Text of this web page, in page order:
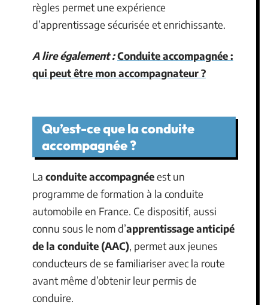
règles permet une expérience
d’apprentissage sécurisée et enrichissante.
A lire également :Conduite accompagnée :
qui peut être mon accompagnateur ?
Qu’est-ce que la conduite
accompagnée ?
La conduite accompagnéeest un
programme de formation à la conduite
automobile en France. Ce dispositif, aussi
connu sous le nom d’apprentissage anticipé
de la conduite (AAC), permet aux jeunes
conducteurs de se familiariser avec la route
avant même d’obtenir leur permis de
conduire.